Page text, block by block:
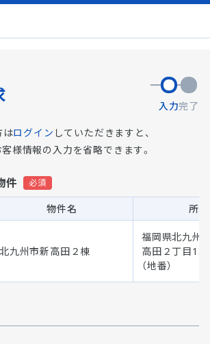
入力完了
はログイン していただきますと、
様情報の入力を省略できます。
件
物件名 所
北九州市新高田２棟
福岡県北九州
高田２丁目
（地番）